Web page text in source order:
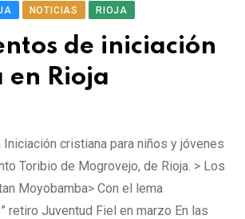
NOTICIAS RIOJA
de iniciación
en Rioja
cristiana para niños y jóvenes
Toribio de Mogrovejo, de Rioja. > Los
Moyobamba> Con el lema
retiro Juventud Fiel en marzo En las